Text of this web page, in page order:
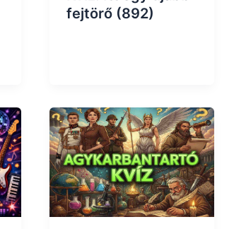
fejtörő (892)